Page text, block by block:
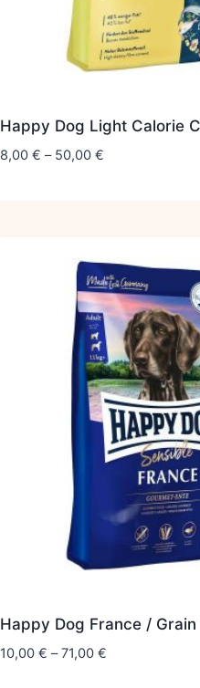
Happy Dog Light Calorie
8,00€ – 50,00€
Happy Dog France / Grain
10,00€ –71,00€